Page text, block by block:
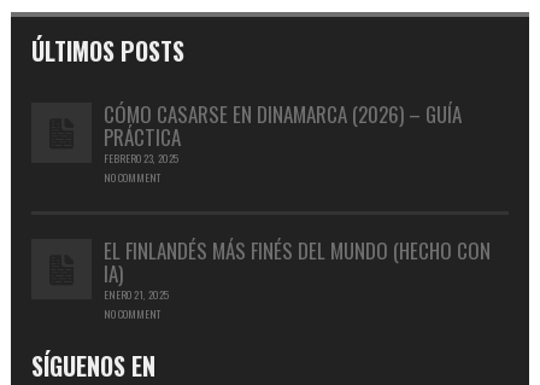
ÚLTIMOS POSTS
CÓMO CASARSE EN DINAMARCA (2026) – GUÍA
PRÁCTICA
FEBRERO 23, 2025
NO COMMENT
EL FINLANDÉS MÁS FINÉS DEL MUNDO (HECHO CON
IA)
ENERO 21, 2025
NO COMMENT
SÍGUENOS EN